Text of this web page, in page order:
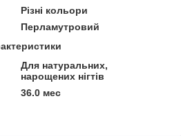
Різні кольори
Перламутровий
Для натуральних,
нарощених нігтів
36.0 мес